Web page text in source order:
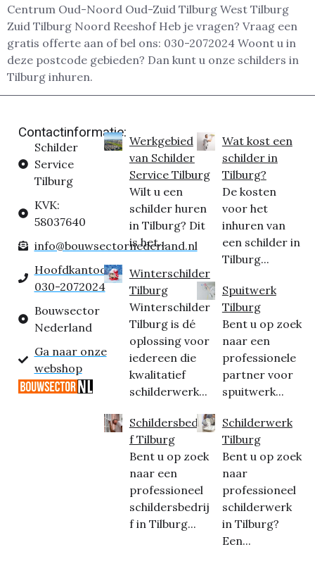
Centrum Oud-Noord Oud-Zuid Tilburg West Tilburg
Zuid Tilburg Noord Reeshof Heb je vragen? Vraag een
gratis offerte aan of bel ons: 030-2072024 Woont u in
deze postcode gebieden? Dan kunt u onze schilders in
Tilburg inhuren.
Contactinformatie:
Schilder
Service
Tilburg
KVK:
58037640
info@bouwsectornederland.nl
Hoofdkantoor:
030-2072024
Bouwsector
Nederland
Ga naar onze
webshop
Werkgebied
van Schilder
Service Tilburg
Wilt u een
schilder huren
in Tilburg? Dit
is het...
Winterschilder
Tilburg
Winterschilder
Tilburg is dé
oplossing voor
iedereen die
kwalitatief
schilderwerk...
Schildersbedrij
f Tilburg
Bent u op zoek
naar een
professioneel
schildersbedrij
f in Tilburg...
Wat kost een
schilder in
Tilburg?
De kosten
voor het
inhuren van
een schilder in
Tilburg...
Spuitwerk
Tilburg
Bent u op zoek
naar een
professionele
partner voor
spuitwerk...
Schilderwerk
Tilburg
Bent u op zoek
naar
professioneel
schilderwerk
in Tilburg?
Een...